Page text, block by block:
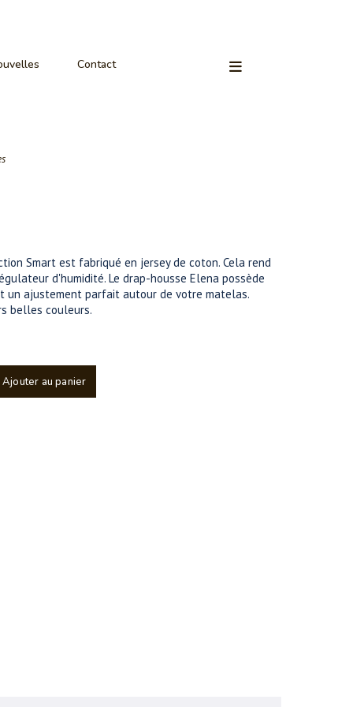
Contact
Smart est fabriqué en jersey de coton. Cela rend
d'humidité. Le drap-housse Elena possède
un ajustement parfait autour de votre matelas.
belles couleurs.
Ajouter au panier